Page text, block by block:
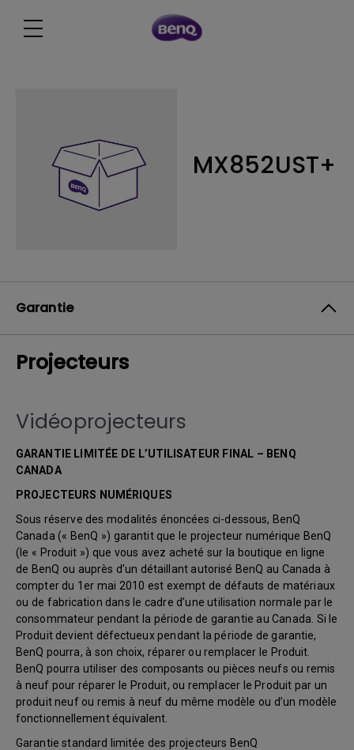
MX852UST+
Garantie
Projecteurs
Vidéoprojecteurs
GARANTIE LIMITÉE DE L’UTILISATEUR FINAL – BENQ
CANADA
PROJECTEURS NUMÉRIQUES
Sous réserve des modalités énoncées ci-dessous, BenQ
Canada (« BenQ ») garantit que le projecteur numérique BenQ
(le « Produit ») que vous avez acheté sur la boutique en ligne
de BenQ ou auprès d’un détaillant autorisé BenQ au Canada à
compter du 1er mai 2010 est exempt de défauts de matériaux
ou de fabrication dans le cadre d’une utilisation normale par le
consommateur pendant la période de garantie au Canada. Si le
Produit devient défectueux pendant la période de garantie,
BenQ pourra, à son choix, réparer ou remplacer le Produit.
BenQ pourra utiliser des composants ou pièces neufs ou remis
à neuf pour réparer le Produit, ou remplacer le Produit par un
produit neuf ou remis à neuf du même modèle ou d’un modèle
fonctionnellement équivalent.
Garantie standard limitée des projecteurs BenQ